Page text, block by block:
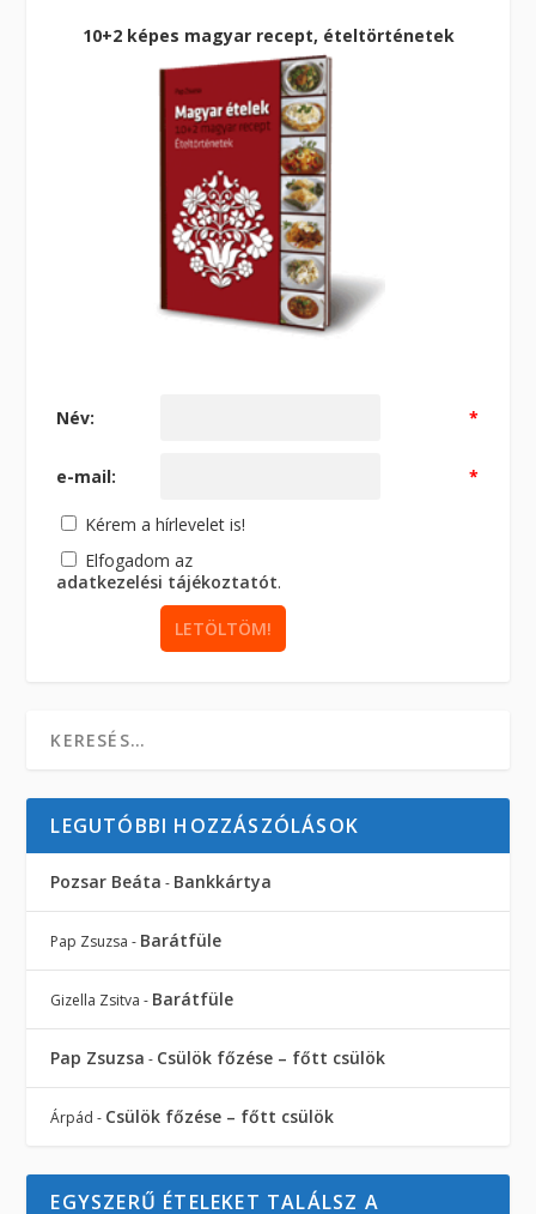
10+2 képes magyar recept, ételtörténetek
Név: *
e-mail: *
Kérem a hírlevelet is!
Elfogadom az
adatkezelési tájékoztatót.
LEGUTÓBBI HOZZÁSZÓLÁSOK
Pozsar Beáta - Bankkártya
Pap Zsuzsa - Barátfüle
Gizella Zsitva - Barátfüle
Pap Zsuzsa - Csülök főzése – főtt csülök
Árpád - Csülök főzése – főtt csülök
EGYSZERŰ ÉTELEKET TALÁLSZ A